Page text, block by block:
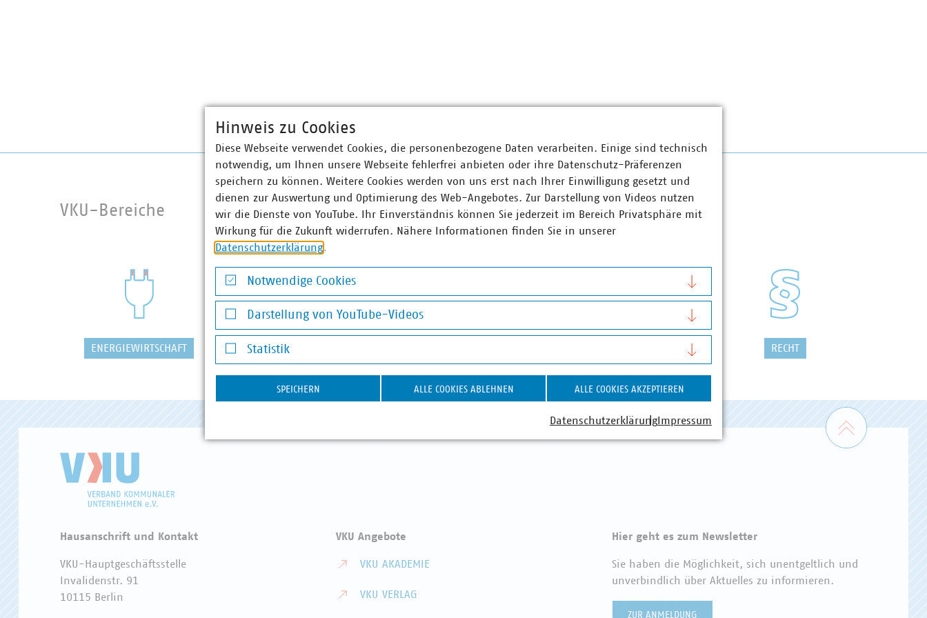
VKU-Bereiche
ENERGIEWIRTSCHAFT WASSER/ABWASSER RECHT
Zum
Hausanschrift und Kontakt
VKU-Hauptgeschäftsstelle
Invalidenstr. 91
10115 Berlin
VKU Angebote
VKU AKADEMIE
VKU VERLAG
Hier geht es zum Newsletter
Sie haben die Möglichkeit, sich unentgeltlich und
unverbindlich über Aktuelles zu informieren.
ZUR ANMELDUNG
Hinweis zu Cookies
Diese Webseite verwendet Cookies, die personenbezogene Daten verarbeiten. Einige sind technisch
notwendig, um Ihnen unsere Webseite fehlerfrei anbieten oder ihre Datenschutz-Präferenzen
speichern zu können. Weitere Cookies werden von uns erst nach Ihrer Einwilligung gesetzt und
dienen zur Auswertung und Optimierung des Web-Angebotes. Zur Darstellung von Videos nutzen
wir die Dienste von YouTube. Ihr Einverständnis können Sie jederzeit im Bereich Privatsphäre mit
Wirkung für die Zukunft widerrufen. Nähere Informationen finden Sie in unserer
Datenschutzerklärung.
Notwendige Cookies
Notwendige Cookies
Darstellung von YouTube-Videos
Darstellung von YouTube-Videos
Statistik
Statistik
SPEICHERN ALLE COOKIES ABLEHNEN ALLE COOKIES AKZEPTIEREN
DatenschutzerklärungImpressum